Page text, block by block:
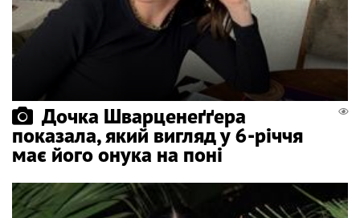
Дочка Шварценеґґера
показала, який вигляд у 6-річчя
має його онука на поні